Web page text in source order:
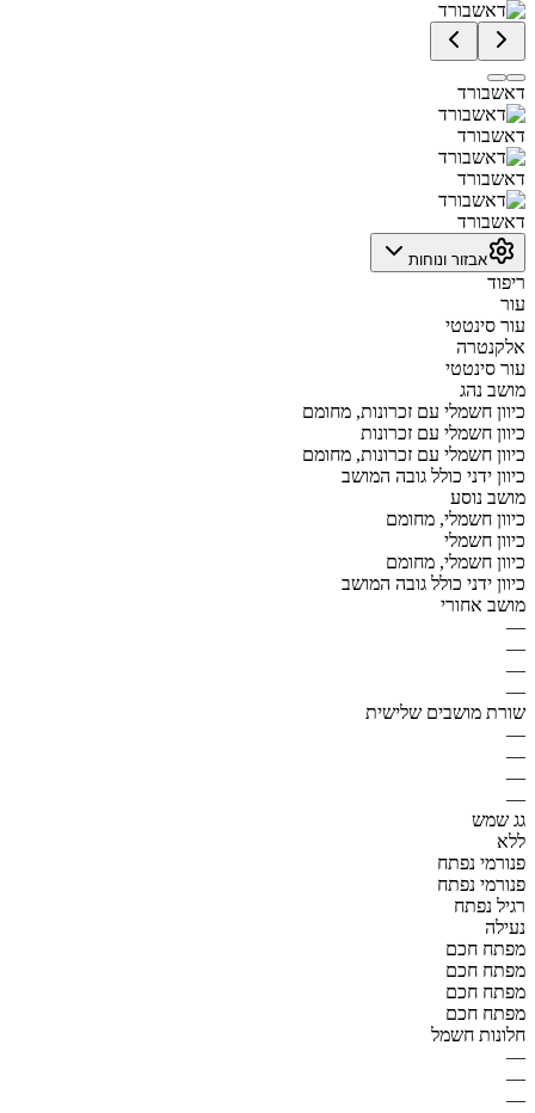
דאשבורד
דאשבורד
דאשבורד
דאשבורד
אבזור ונוחות
ריפוד
עור
עור סינטטי
אלקנטרה
עור סינטטי
מושב נהג
כיוון חשמלי עם זכרונות, מחומם
כיוון חשמלי עם זכרונות
כיוון חשמלי עם זכרונות, מחומם
כיוון ידני כולל גובה המושב
מושב נוסע
כיוון חשמלי, מחומם
כיוון חשמלי
כיוון חשמלי, מחומם
כיוון ידני כולל גובה המושב
מושב אחורי
—
—
—
—
שורת מושבים שלישית
—
—
—
—
גג שמש
ללא
פנורמי נפתח
פנורמי נפתח
רגיל נפתח
נעילה
מפתח חכם
מפתח חכם
מפתח חכם
מפתח חכם
חלונות חשמל
—
—
—